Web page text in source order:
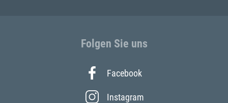
Folgen Sie uns
Facebook
Instagram